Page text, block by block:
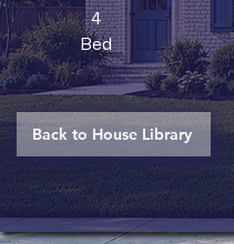
4
Bed
Back to House Library